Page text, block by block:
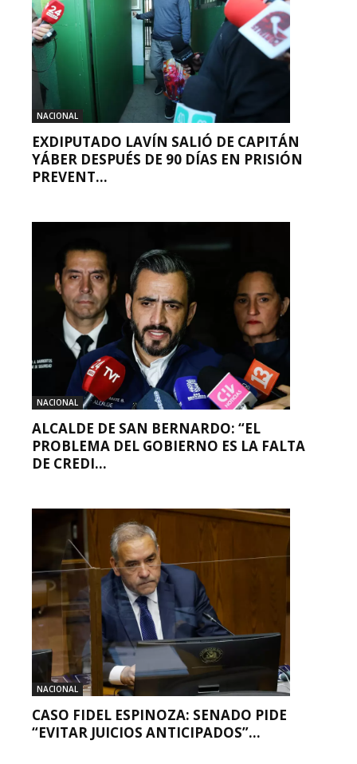
NACIONAL
EXDIPUTADO LAVÍN SALIÓ DE CAPITÁN
YÁBER DESPUÉS DE 90 DÍAS EN PRISIÓN
PREVENT...
NACIONAL
ALCALDE DE SAN BERNARDO: “EL
PROBLEMA DEL GOBIERNO ES LA FALTA
DE CREDI...
NACIONAL
CASO FIDEL ESPINOZA: SENADO PIDE
“EVITAR JUICIOS ANTICIPADOS”...